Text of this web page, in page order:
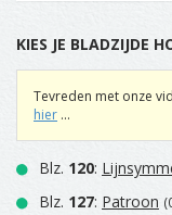
KIES JE BLADZIJDE
Tevreden met onze
hier ...
Blz. 120:
Blz. 127: Patroon